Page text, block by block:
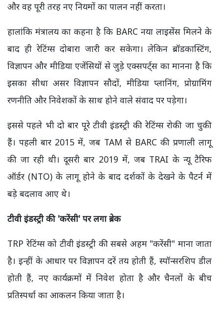
और वह पूरी तरह नए नियमों का पालन नहीं करता।
हालांकि मंत्रालय का कहना है कि BARC नया लाइसेंस मिलने के
बाद ही रेटिंग्स दोबारा जारी कर सकेगा। लेकिन ब्रॉडकास्टिंग,
विज्ञापन और मीडिया एजेंसियों से जुड़े एक्सपर्ट्स का मानना है कि
इसका सीधा असर विज्ञापन सौदों, मीडिया प्लानिंग, प्रोग्रामिंग
रणनीति और निवेशकों के साथ होने वाले संवाद पर पड़ेगा।
इससे पहले भी दो बार पूरे टीवी इंडस्ट्री की रेटिंग्स रोकी जा चुकी
हैं। पहली बार 2015 में, जब TAM से BARC की प्रणाली लागू
की जा रही थी। दूसरी बार 2019 में, जब TRAI के न्यू टैरिफ
ऑर्डर (NTO) के लागू होने के बाद दर्शकों के देखने के पैटर्न में
बड़े बदलाव आए थे।
टीवी इंडस्ट्री की 'करेंसी' पर लगा ब्रेक
TRP रेटिंग्स को टीवी इंडस्ट्री की सबसे अहम "करेंसी" माना जाता
है। इन्हीं के आधार पर विज्ञापन दरें तय होती हैं, स्पॉन्सरशिप डील
होती हैं, नए कार्यक्रमों में निवेश होता है और चैनलों के बीच
प्रतिस्पर्धा का आकलन किया जाता है।